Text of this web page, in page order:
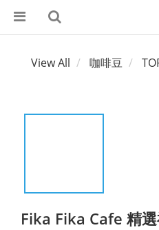
View All 咖啡豆
Fika Fika Cafe 精